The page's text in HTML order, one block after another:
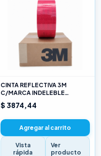
CINTA REFLECTIVA 3M
C/MARCA INDELEBLE
TRASERA BLANCA Y ROJO X
METRO
$ 3874,44
Agregar al carrito
Vista
rápida
Ver
producto